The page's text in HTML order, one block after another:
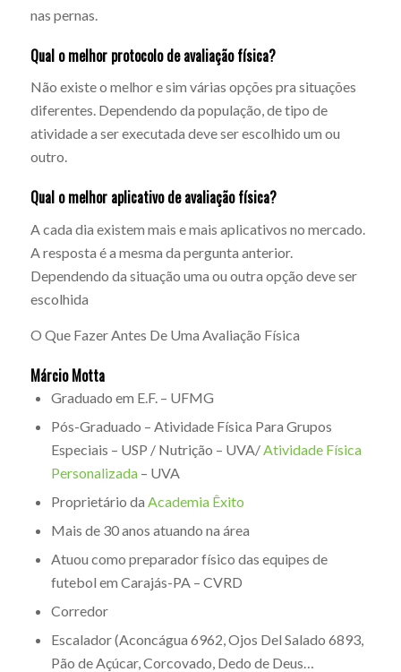
nas pernas.
Qual o melhor protocolo de avaliação física?
Não existe o melhor e sim várias opções pra situações
diferentes. Dependendo da população, de tipo de
atividade a ser executada deve ser escolhido um ou
outro.
Qual o melhor aplicativo de avaliação física?
A cada dia existem mais e mais aplicativos no mercado.
A resposta é a mesma da pergunta anterior.
Dependendo da situação uma ou outra opção deve ser
escolhida
O Que Fazer Antes De Uma Avaliação Física
Márcio Motta
Graduado em E.F. – UFMG
Pós-Graduado – Atividade Física Para Grupos
Especiais – USP / Nutrição – UVA/ Atividade Física
Personalizada– UVA
Proprietário da Academia Êxito
Mais de 30 anos atuando na área
Atuou como preparador físico das equipes de
futebol em Carajás-PA – CVRD
Corredor
Escalador (Aconcágua 6962, Ojos Del Salado 6893,
Pão de Açúcar, Corcovado, Dedo de Deus…